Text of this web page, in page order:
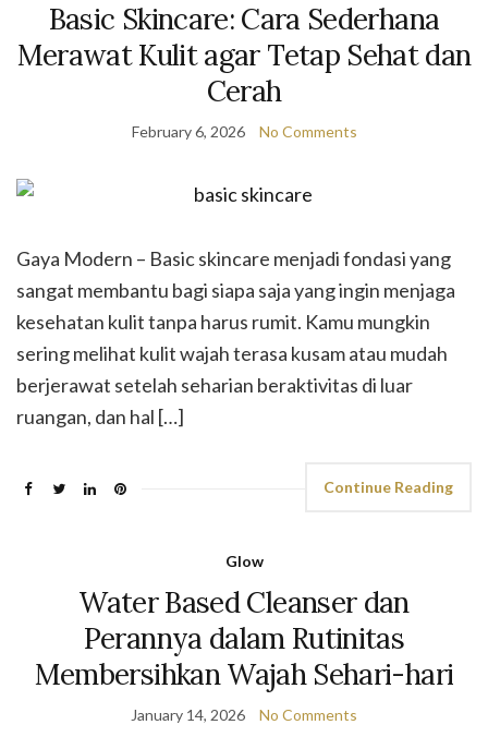
Basic Skincare: Cara Sederhana
Merawat Kulit agar Tetap Sehat dan
Cerah
February 6, 2026 No Comments
Gaya Modern – Basic skincare menjadi fondasi yang
sangat membantu bagi siapa saja yang ingin menjaga
kesehatan kulit tanpa harus rumit. Kamu mungkin
sering melihat kulit wajah terasa kusam atau mudah
berjerawat setelah seharian beraktivitas di luar
ruangan, dan hal […]
Continue Reading
Glow
Water Based Cleanser dan
Perannya dalam Rutinitas
Membersihkan Wajah Sehari-hari
January 14, 2026 No Comments